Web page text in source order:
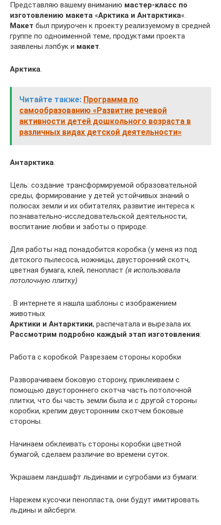
Представляю вашему вниманию мастер-класс по
изготовлению макета «Арктика и Антарктика«.
Макет был приурочен к проекту реализуемому в средней
группе по одноименной теме, продуктами проекта
заявлены лэпбук и макет.
Арктика.
Читайте также: Программа по
самообразованию «Развитие речевой
активности детей дошкольного возраста в
различных видах детской деятельности»
Антарктика.
Цель: создание трансформируемой образовательной
среды, формирование у детей устойчивых знаний о
полюсах земли и их обитателях, развитие интереса к
познавательно-исследовательской деятельности,
воспитание любви и заботы о природе.
Для работы над понадобится коробка (у меня из под
детского пылесоса, ножницы, двусторонний скотч,
цветная бумага, клей, пенопласт (я использовала
потолочную плитку)
. В интернете я нашла шаблоны с изображением
животных
Арктики и Антарктики, распечатала и вырезала их.
Рассмотрим подробно каждый этап изготовления:
Работа с коробкой. Разрезаем стороны коробки
Разворачиваем боковую сторону, приклеиваем с
помощью двустороннего скотча часть потолочной
плитки, что бы часть земли была и с другой стороны
коробки, крепим двусторонним скотчем боковые
стороны.
Начинаем обклеивать стороны коробки цветной
бумагой, сделаем различие во времени суток.
Украшаем ландшафт льдинами и сугробами из бумаги.
Нарежем кусочки пенопласта, они будут имитировать
льдины и айсберги.